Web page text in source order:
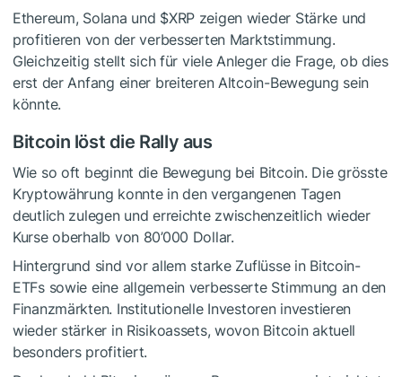
Ethereum, Solana und $XRP zeigen wieder Stärke und
profitieren von der verbesserten Marktstimmung.
Gleichzeitig stellt sich für viele Anleger die Frage, ob dies
erst der Anfang einer breiteren Altcoin-Bewegung sein
könnte.
Bitcoin löst die Rally aus
Wie so oft beginnt die Bewegung bei Bitcoin. Die grösste
Kryptowährung konnte in den vergangenen Tagen
deutlich zulegen und erreichte zwischenzeitlich wieder
Kurse oberhalb von 80’000 Dollar.
Hintergrund sind vor allem starke Zuflüsse in Bitcoin-
ETFs sowie eine allgemein verbesserte Stimmung an den
Finanzmärkten. Institutionelle Investoren investieren
wieder stärker in Risikoassets, wovon Bitcoin aktuell
besonders profitiert.